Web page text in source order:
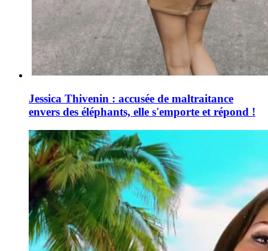
Jessica Thivenin : accusée de maltraitance
envers des éléphants, elle s'emporte et répond !